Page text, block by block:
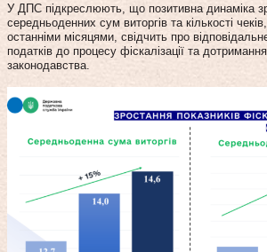
У ДПС підкреслюють, що позитивна динаміка
середньоденних сум виторгів та кількості
останніми місяцями, свідчить про
податків до процесу фіскалізації та
законодавства.